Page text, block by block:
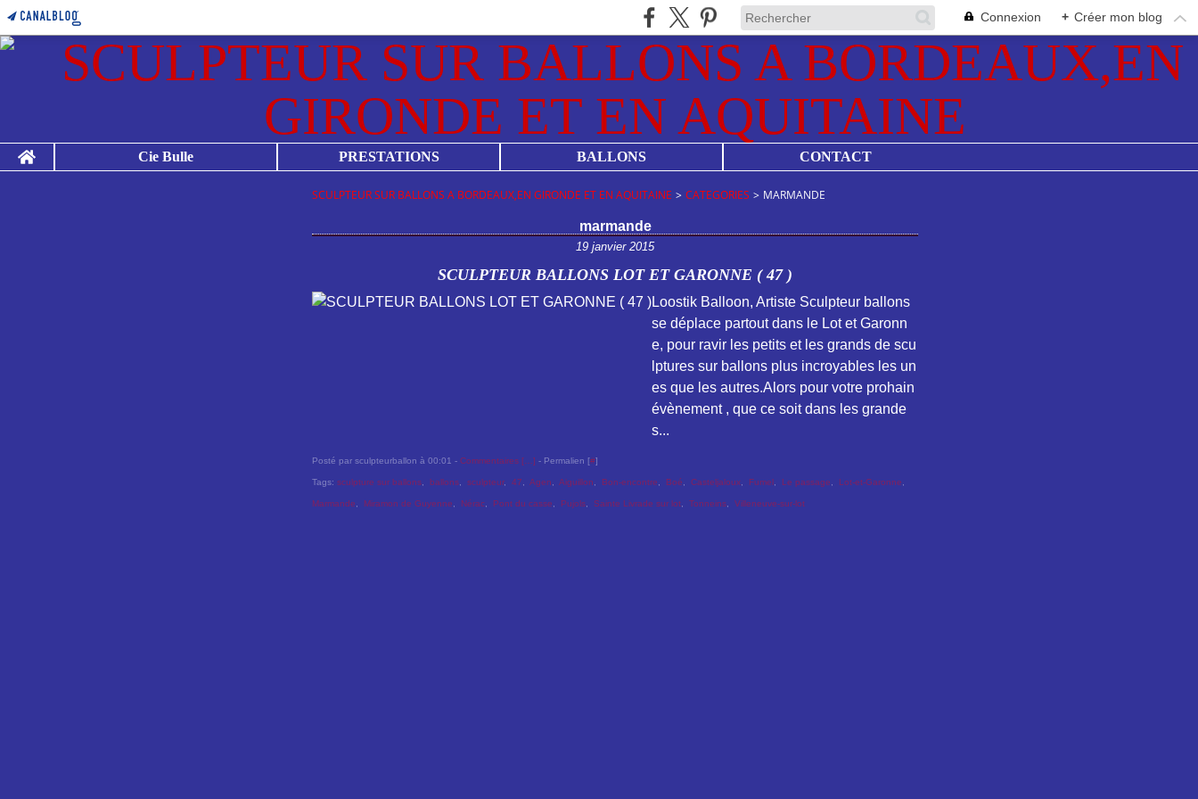
Connexion + Créer mon blog
Home Cie Bulle PRESTATIONS BALLONS CONTACT
SCULPTEUR SUR BALLONS A BORDEAUX,EN GIRONDE ET EN AQUITAINE > CATEGORIES > MARMANDE
marmande
19 janvier 2015
SCULPTEUR BALLONS LOT ET GARONNE ( 47 )
Loostik Balloon, Artiste Sculpteur ballons
se déplace partout dans le Lot et Garonn
e, pour ravir les petits et les grands de scu
lptures sur ballons plus incroyables les un
es que les autres.Alors pour votre prohain
évènement , que ce soit dans les grande
s...
Posté par sculpteurballon à 00:01 - Commentaires [ ] - Permalien [#]
Tags: sculpture sur ballons ballons sculpteur, 47 Agen Aiguillon Bon-encontre Boé Casteljaloux Fumel Le passage Lot-et-Garonne
Marmande Miramon de Guyenne Nérac Pont du casse Pujols Sainte Livrade sur lot Tonneins Villeneuve-sur-lot